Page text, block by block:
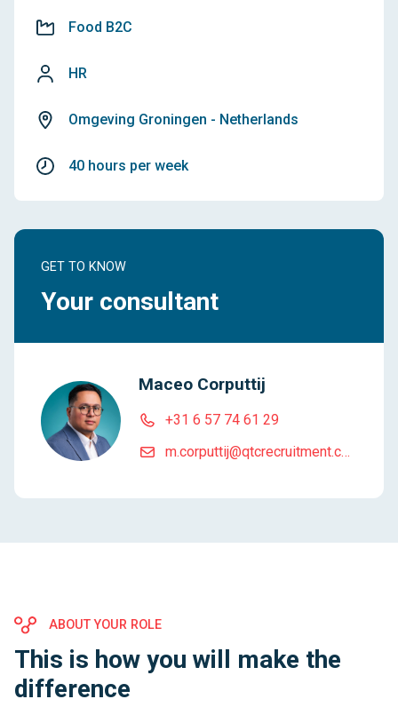
Food B2C
HR
Omgeving Groningen - Netherlands
40 hours per week
GET TO KNOW
Your consultant
Maceo Corputtij
+31 6 57 74 61 29
m.corputtij@qtcrecruitment.com
ABOUT YOUR ROLE
This is how you will make the
difference